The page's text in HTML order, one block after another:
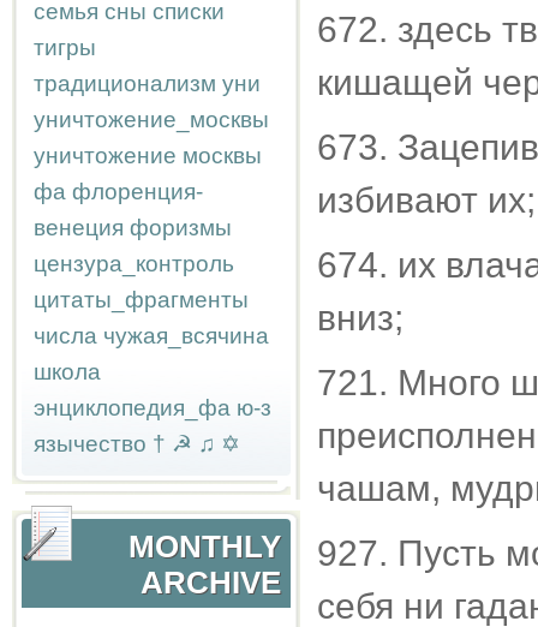
семья сны списки
тигры
традиционализм уни
уничтожение_москвы
уничтожение москвы
фа флоренция-
венеция форизмы
цензура_контроль
цитаты_фрагменты
числа чужая_всячина
школа
энциклопедия_фа ю-з
язычество † ☭ ♫ ✡
MONTHLY
ARCHIVE
672. здесь
кишащей
673.
избивают их;
674. их
вниз;
721. Много
чашам,
927. Пусть
себя ни